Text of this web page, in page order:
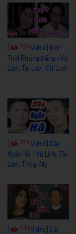
4110 Video] Một
Thời Phóng Đãng - Vũ
Linh, Tài Linh, Chí Linh
3770 Video] Dãy
Ngân Hà - Vũ Linh, Tài
Linh, Thoại Mỹ
4114Video] Cải